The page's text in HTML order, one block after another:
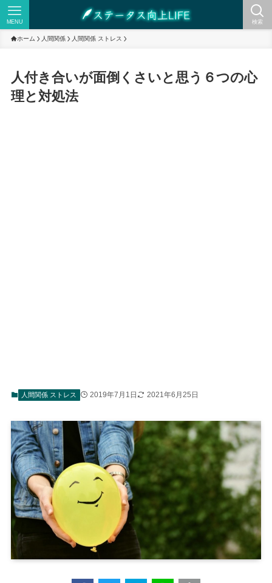
検索
MENU
ホーム 人間関係 人間関係 ストレス
人付き合いが面倒くさいと思う６つの心
理と対処法
人間関係 ストレス 2019年7月1日 2021年6月25日